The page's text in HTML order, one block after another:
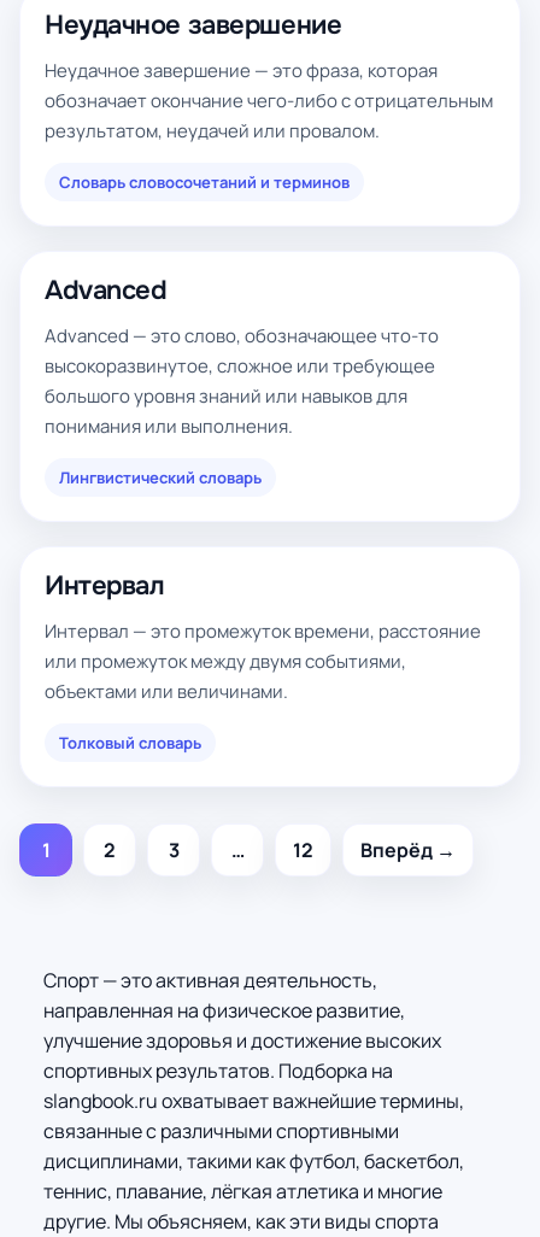
Неудачное завершение
Неудачное завершение — это фраза, которая
обозначает окончание чего-либо с отрицательным
результатом, неудачей или провалом.
Словарь словосочетаний и терминов
Advanced
Advanced — это слово, обозначающее что-то
высокоразвинутое, сложное или требующее
большого уровня знаний или навыков для
понимания или выполнения.
Лингвистический словарь
Интервал
Интервал — это промежуток времени, расстояние
или промежуток между двумя событиями,
объектами или величинами.
Толковый словарь
1 2 3 … 12 Вперёд →
Спорт — это активная деятельность,
направленная на физическое развитие,
улучшение здоровья и достижение высоких
спортивных результатов. Подборка на
slangbook.ru охватывает важнейшие термины,
связанные с различными спортивными
дисциплинами, такими как футбол, баскетбол,
теннис, плавание, лёгкая атлетика и многие
другие. Мы объясняем, как эти виды спорта